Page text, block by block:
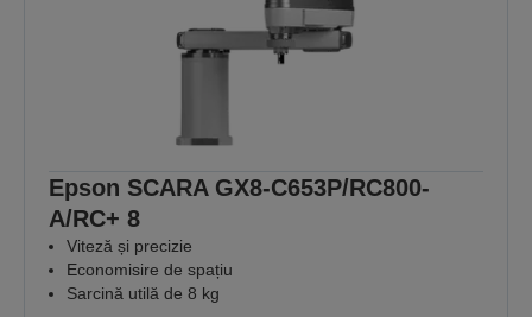
Epson SCARA GX8-C653P/RC800-
A/RC+ 8
Viteză și precizie
Economisire de spațiu
Sarcină utilă de 8 kg